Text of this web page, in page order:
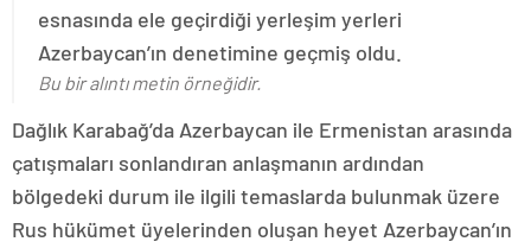
esnasında ele geçirdiği yerleşim yerleri
Azerbaycan’ın denetimine geçmiş oldu.
Bu bir alıntı metin örneğidir.
Dağlık Karabağ’da Azerbaycan ile Ermenistan arasında
çatışmaları sonlandıran anlaşmanın ardından
bölgedeki durum ile ilgili temaslarda bulunmak üzere
Rus hükümet üyelerinden oluşan heyet Azerbaycan’ın